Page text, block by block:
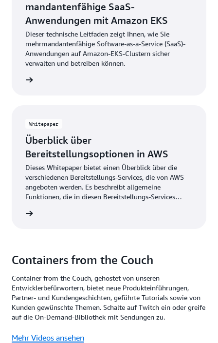
mandantenfähige SaaS-
Anwendungen mit Amazon EKS
Dieser technische Leitfaden zeigt Ihnen, wie Sie
mehrmandantenfähige Software-as-a-Service (SaaS)-
Anwendungen auf Amazon-EKS-Clustern sicher
verwalten und betreiben können.
Whitepaper
Überblick über
Bereitstellungsoptionen in AWS
Dieses Whitepaper bietet einen Überblick über die
verschiedenen Bereitstellungs-Services, die von AWS
angeboten werden. Es beschreibt allgemeine
Funktionen, die in diesen Bereitstellungs-Services
zum Bereitstellen und Aktualisieren von Anwendungs-
Containers from the Couch
Container from the Couch, gehostet von unseren
Entwicklerbefürwortern, bietet neue Produkteinführungen,
Partner- und Kundengeschichten, geführte Tutorials sowie von
Kunden gewünschte Themen. Schalte auf Twitch ein oder greife
auf die On-Demand-Bibliothek mit Sendungen zu.
Mehr Videos ansehen
Bereitstellen einer produktionsbereiten Wordpress-
Site in wenigen Minuten mit der AWS-Copilot-CLI
Amazon EKS zur Verfügung und wie wählen Sie diese